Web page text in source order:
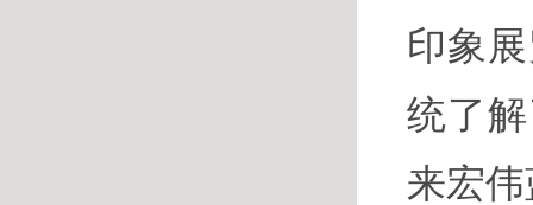
印象
统了
来宏